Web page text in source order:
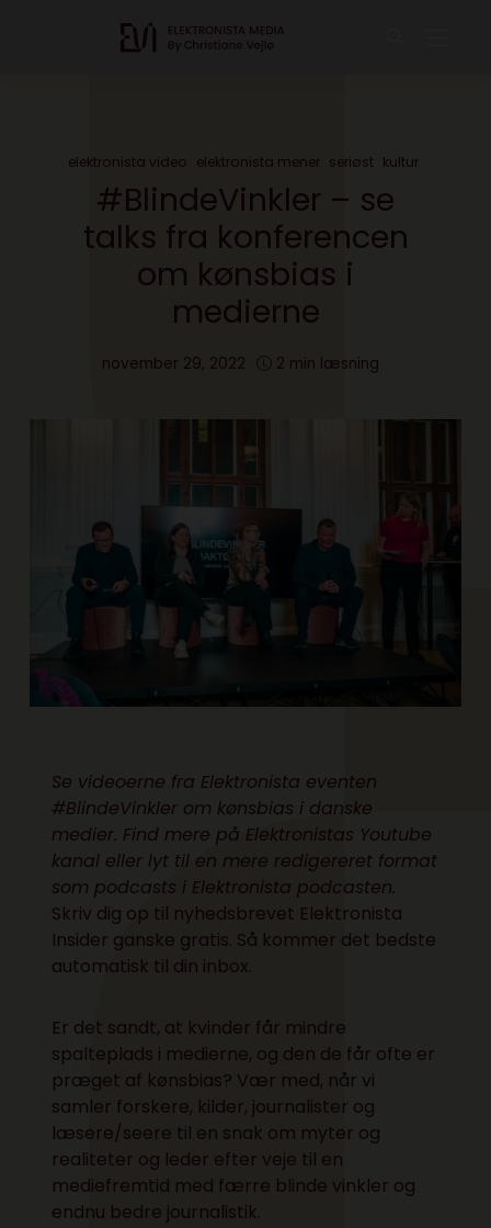
elektronista video elektronista mener seriøst kultur
#BlindeVinkler – se
talks fra konferencen
om kønsbias i
medierne
november 29, 2022 2 min læsning
Se videoerne fra Elektronista eventen
#BlindeVinkler om kønsbias i danske
medier. Find mere på Elektronistas Youtube
kanal eller lyt til en mere redigereret format
som podcasts i Elektronista podcasten.
Skriv dig op til nyhedsbrevet Elektronista
Insider ganske gratis. Så kommer det bedste
automatisk til din inbox.
Er det sandt, at kvinder får mindre
spalteplads i medierne, og den de får ofte er
præget af kønsbias? Vær med, når vi
samler forskere, kilder, journalister og
læsere/seere til en snak om myter og
realiteter og leder efter veje til en
mediefremtid med færre blinde vinkler og
endnu bedre journalistik.